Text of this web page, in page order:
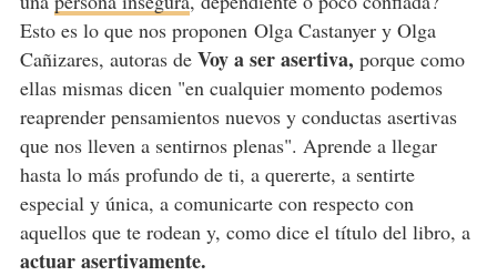
Esto es lo que nos proponen Olga Castanyer y Olga
Cañizares, autoras de Voy a ser asertiva, porque como
ellas mismas dicen "en cualquier momento podemos
reaprender pensamientos nuevos y conductas asertivas
que nos lleven a sentirnos plenas". Aprende a llegar
hasta lo más profundo de ti, a quererte, a sentirte
especial y única, a comunicarte con respecto con
aquellos que te rodean y, como dice el título del libro, a
actuar asertivamente.